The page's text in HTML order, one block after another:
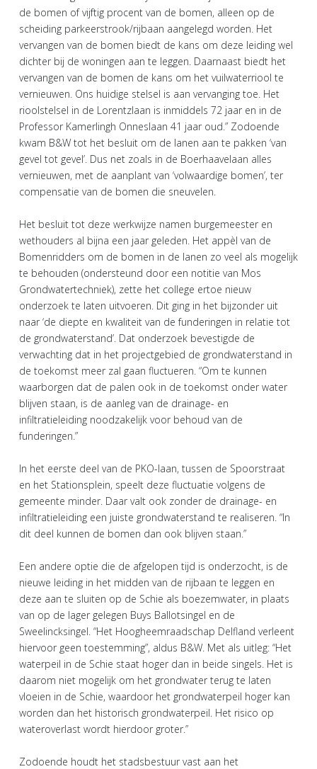
de bomen of vijftig procent van de bomen, alleen op de
scheiding parkeerstrook/rijbaan aangelegd worden. Het
vervangen van de bomen biedt de kans om deze leiding wel
dichter bij de woningen aan te leggen. Daarnaast biedt het
vervangen van de bomen de kans om het vuilwaterriool te
vernieuwen. Ons huidige stelsel is aan vervanging toe. Het
rioolstelsel in de Lorentzlaan is inmiddels 72 jaar en in de
Professor Kamerlingh Onneslaan 41 jaar oud.” Zodoende
kwam B&W tot het besluit om de lanen aan te pakken ‘van
gevel tot gevel’. Dus net zoals in de Boerhaavelaan alles
vernieuwen, met de aanplant van ‘volwaardige bomen’, ter
compensatie van de bomen die sneuvelen.
Het besluit tot deze werkwijze namen burgemeester en
wethouders al bijna een jaar geleden. Het appèl van de
Bomenridders om de bomen in de lanen zo veel als mogelijk
te behouden (ondersteund door een notitie van Mos
Grondwatertechniek), zette het college ertoe nieuw
onderzoek te laten uitvoeren. Dit ging in het bijzonder uit
naar ‘de diepte en kwaliteit van de funderingen in relatie tot
de grondwaterstand’. Dat onderzoek bevestigde de
verwachting dat in het projectgebied de grondwaterstand in
de toekomst meer zal gaan fluctueren. “Om te kunnen
waarborgen dat de palen ook in de toekomst onder water
blijven staan, is de aanleg van de drainage- en
infiltratieleiding noodzakelijk voor behoud van de
funderingen.”
In het eerste deel van de PKO-laan, tussen de Spoorstraat
en het Stationsplein, speelt deze fluctuatie volgens de
gemeente minder. Daar valt ook zonder de drainage- en
infiltratieleiding een juiste grondwaterstand te realiseren. “In
dit deel kunnen de bomen dan ook blijven staan.”
Een andere optie die de afgelopen tijd is onderzocht, is de
nieuwe leiding in het midden van de rijbaan te leggen en
deze aan te sluiten op de Schie als boezemwater, in plaats
van op de lager gelegen Buys Ballotsingel en de
Sweelincksingel. “Het Hoogheemraadschap Delfland verleent
hiervoor geen toestemming”, aldus B&W. Met als uitleg: “Het
waterpeil in de Schie staat hoger dan in beide singels. Het is
daarom niet mogelijk om het grondwater terug te laten
vloeien in de Schie, waardoor het grondwaterpeil hoger kan
worden dan het historisch grondwaterpeil. Het risico op
wateroverlast wordt hierdoor groter.”
Zodoende houdt het stadsbestuur vast aan het